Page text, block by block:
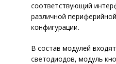
соответствующий
различной
конфигурации.
В состав модулей
светодиодов, модуль